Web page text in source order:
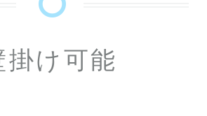
掛け可能